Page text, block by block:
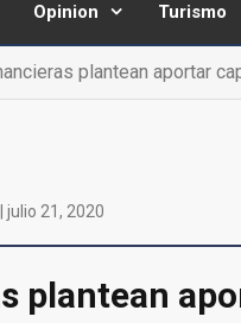
Opinion Turismo
plantean aportar
julio 21, 2020
plantean